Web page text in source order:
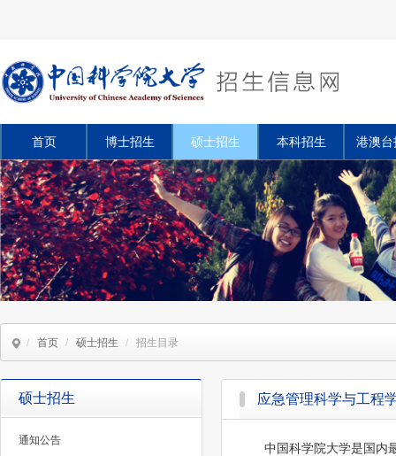
首页 博士招生 硕士招生 本科招生 港澳台
/ 首页 / 硕士招生 / 招生目录
硕士招生
通知公告
应急管理科学与工程
中国科学院大学是国内